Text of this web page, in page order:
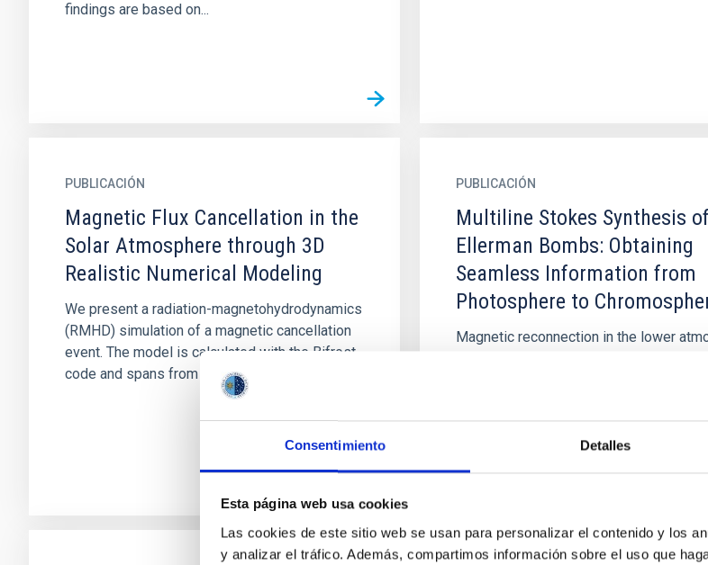
Consentimiento Detalles
Esta página web usa cookies
Las cookies de este sitio web se usan para personalizar el contenido y los
y analizar el tráfico. Además, compartimos información sobre el uso que
findings are based on...
PUBLICACIÓN
Magnetic Flux Cancellation in the
Solar Atmosphere through 3D
Realistic Numerical Modeling
We present a radiation-magnetohydrodynamics
(RMHD) simulation of a magnetic cancellation
event. The model is calculated with the Bifrost
code and spans from the...
PUBLICACIÓN
Multiline Stokes Synthesis of
Ellerman Bombs: Obtaining
Seamless Information from
Photosphere to
Magnetic reconnection in the lower